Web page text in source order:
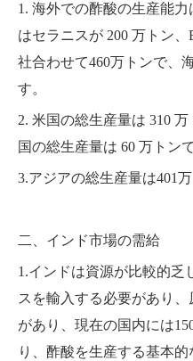
1. 海外での酢酸の生産能
はセラニスが 200 万トン
社合わせて460万トンで、
す。
2. 米国の総生産量は 310
国の総生産量は 60 万トン
3.アジアの総生産量は401
二、インド市場の需給
1.インドは資源が比較的乏
スを輸入する必要があり
があり、現在の国内には
り、酢酸を生産する基本